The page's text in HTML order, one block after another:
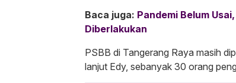
Baca juga: Pandemi Belum
Diberlakukan
PSBB di Tangerang Raya masih
lanjut Edy, sebanyak 30 orang